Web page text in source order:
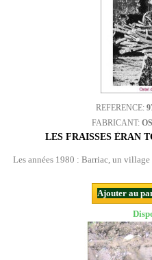
REFERENCE:
FABRICANT:
LES FRAISSES ÈRAN
Les années 1980 : Barriac, un
Ajouter au